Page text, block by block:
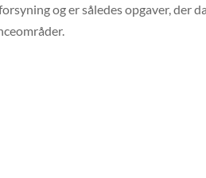
og er således opgaver, der